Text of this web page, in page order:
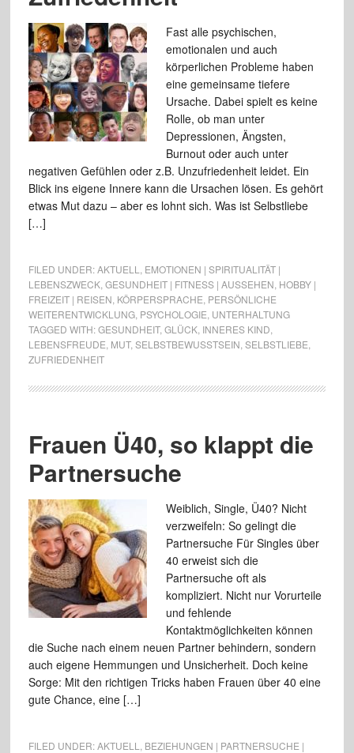
Fast alle psychischen,
emotionalen und auch
körperlichen Probleme haben
eine gemeinsame tiefere
Ursache. Dabei spielt es keine
Rolle, ob man unter
Depressionen, Ängsten,
Burnout oder auch unter
negativen Gefühlen oder z.B. Unzufriedenheit leidet. Ein
Blick ins eigene Innere kann die Ursachen lösen. Es gehört
etwas Mut dazu – aber es lohnt sich. Was ist Selbstliebe
[…]
FILED UNDER:AKTUELL
EMOTIONEN | SPIRITUALITÄT |
LEBENSZWECK, GESUNDHEIT | FITNESS | AUSSEHEN HOBBY |
FREIZEIT | REISEN KÖRPERSPRACHE PERSÖNLICHE
WEITERENTWICKLUNG, PSYCHOLOGIE UNTERHALTUNG
TAGGED WITH:GESUNDHEIT, GLÜCK, INNERES KIND
LEBENSFREUDE MUT, SELBSTBEWUSSTSEIN SELBSTLIEBE
ZUFRIEDENHEIT
Frauen Ü40, so klappt die
Partnersuche
Weiblich, Single, Ü40? Nicht
verzweifeln: So gelingt die
Partnersuche Für Singles über
40 erweist sich die
Partnersuche oft als
kompliziert. Nicht nur Vorurteile
und fehlende
Kontaktmöglichkeiten können
die Suche nach einem neuen Partner behindern, sondern
auch eigene Hemmungen und Unsicherheit. Doch keine
Sorge: Mit den richtigen Tricks haben Frauen über 40 eine
gute Chance, eine […]
FILED UNDER:AKTUELL
BEZIEHUNGEN | PARTNERSUCHE |